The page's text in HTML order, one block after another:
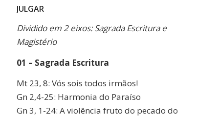
JULGAR
Dividido em 2 eixos: Sagrada Escritura e
Magistério
01 – Sagrada Escritura
Mt 23, 8: Vós sois todos irmãos!
Gn 2,4-25: Harmonia do Paraíso
Gn 3, 1-24: A violência fruto do pecado do